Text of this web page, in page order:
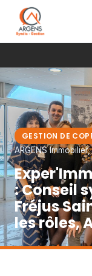
GESTION DE
ARGENS
: Conseil
Fréjus
les rôles,